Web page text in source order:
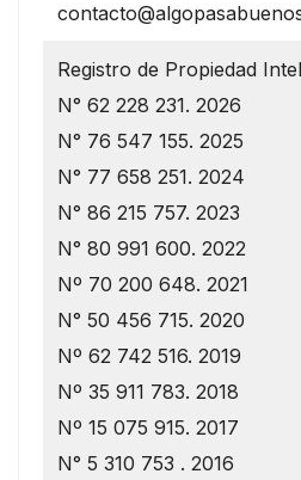
Registro de Propiedad
N° 62 228 231. 2026
N° 76 547 155. 2025
N° 77 658 251. 2024
N° 86 215 757. 2023
N° 80 991 600. 2022
Nº 70 200 648. 2021
N° 50 456 715. 2020
Nº 62 742 516. 2019
Nº 35 911 783. 2018
Nº 15 075 915. 2017
N° 5 310 753 . 2016